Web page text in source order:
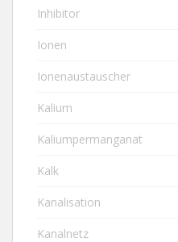
Inhibitor
Ionen
Ionenaustauscher
Kalium
Kaliumpermanganat
Kalk
Kanalisation
Kanalnetz